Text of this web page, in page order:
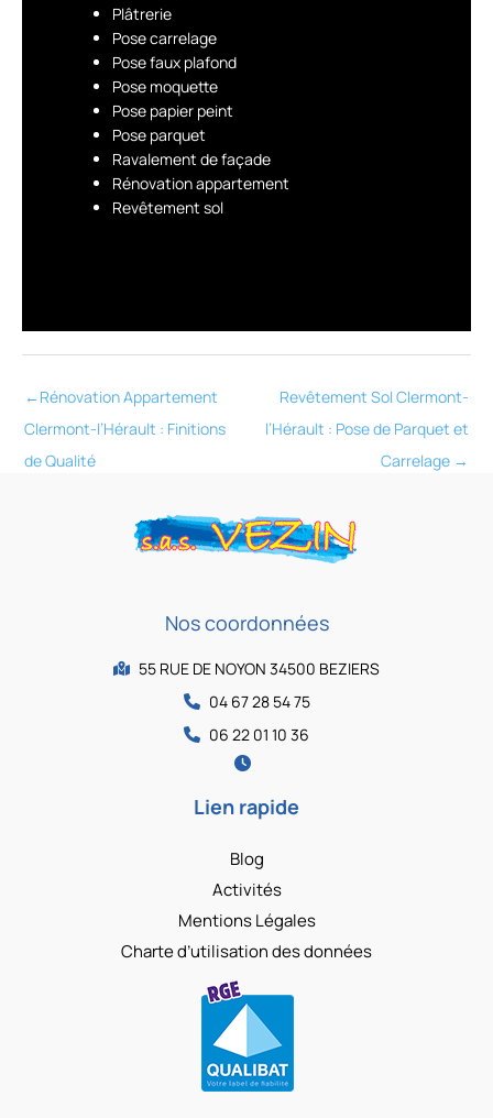
Plâtrerie
Pose carrelage
Pose faux plafond
Pose moquette
Pose papier peint
Pose parquet
Ravalement de façade
Rénovation appartement
Revêtement sol
←Rénovation Appartement
Clermont-l’Hérault : Finitions
de Qualité
Revêtement Sol Clermont-
l’Hérault : Pose de Parquet et
Carrelage →
Nos coordonnées
55 RUE DE NOYON 34500 BEZIERS
04 67 28 54 75
06 22 01 10 36
Lien rapide
Blog
Activités
Mentions Légales
Charte d’utilisation des données